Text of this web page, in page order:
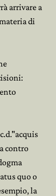
arrivare a
di
contro
quo o
la